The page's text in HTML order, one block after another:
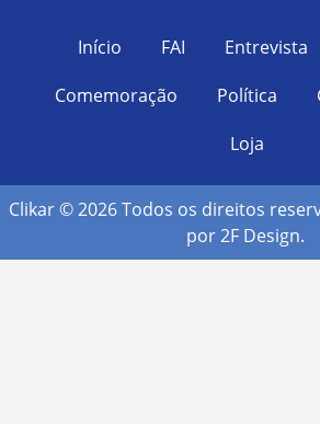
Início FAI Entrevista
Comemoração
Política
Loja
Clikar © 2026 Todos os direitos
por2F Design.